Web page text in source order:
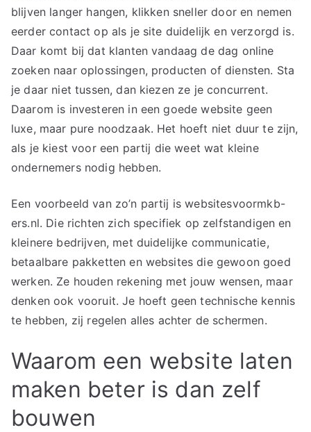
blijven langer hangen, klikken sneller door en nemen
eerder contact op als je site duidelijk en verzorgd is.
Daar komt bij dat klanten vandaag de dag online
zoeken naar oplossingen, producten of diensten. Sta
je daar niet tussen, dan kiezen ze je concurrent.
Daarom is investeren in een goede website geen
luxe, maar pure noodzaak. Het hoeft niet duur te zijn,
als je kiest voor een partij die weet wat kleine
ondernemers nodig hebben.
Een voorbeeld van zo’n partij is websitesvoormkb-
ers.nl. Die richten zich specifiek op zelfstandigen en
kleinere bedrijven, met duidelijke communicatie,
betaalbare pakketten en websites die gewoon goed
werken. Ze houden rekening met jouw wensen, maar
denken ook vooruit. Je hoeft geen technische kennis
te hebben, zij regelen alles achter de schermen.
Waarom een website laten
maken beter is dan zelf
bouwen